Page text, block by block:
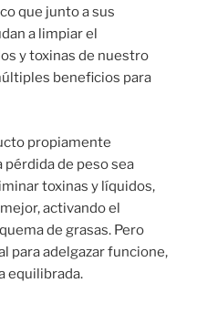
que junto a sus
a limpiar el
y toxinas de nuestro
beneficios para
propiamente
pérdida de peso sea
toxinas y líquidos,
activando el
de grasas. Pero
para adelgazar funcione,
equilibrada.